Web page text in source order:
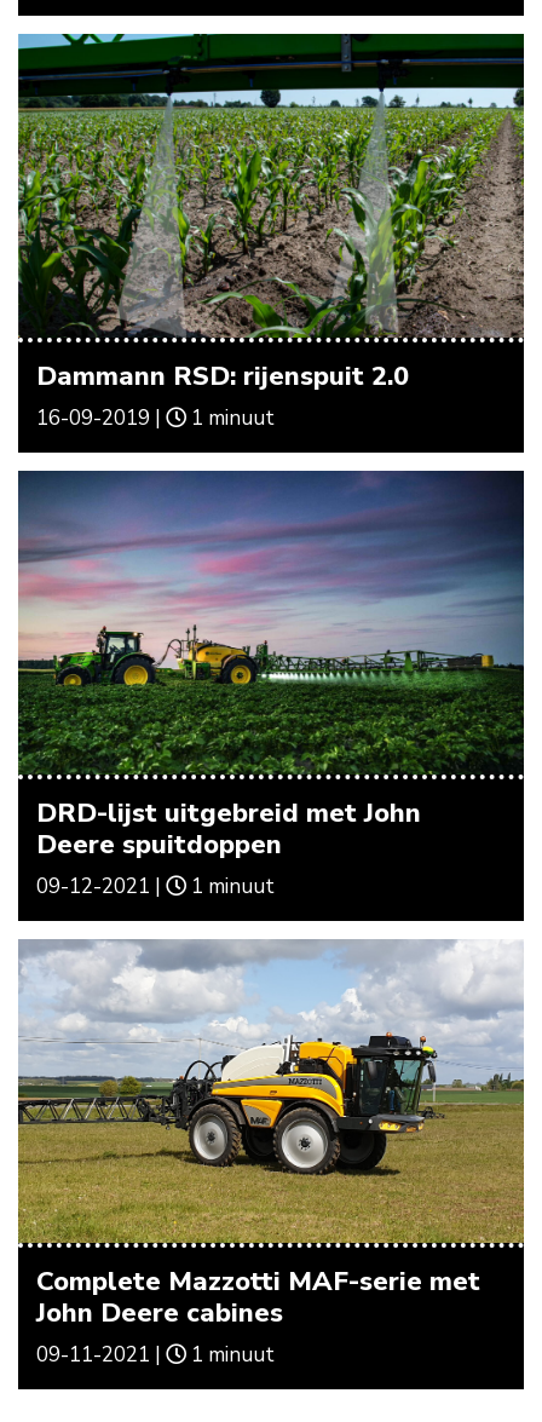
Dammann RSD: rijenspuit 2.0
16-09-2019 | 1 minuut
DRD-lijst uitgebreid met John
Deere spuitdoppen
09-12-2021 | 1 minuut
Complete Mazzotti MAF-serie met
John Deere cabines
09-11-2021 | 1 minuut